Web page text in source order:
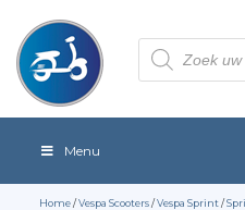
Producten
zoeken
Menu
Home/Vespa Scooters/Vespa Sprint/